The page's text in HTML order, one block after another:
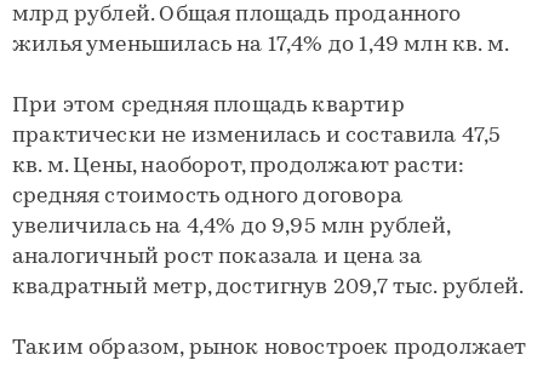
млрд рублей. Общая площадь проданного
жилья уменьшилась на 17,4% до 1,49 млн кв. м.
При этом средняя площадь квартир
практически не изменилась и составила 47,5
кв. м. Цены, наоборот, продолжают расти:
средняя стоимость одного договора
увеличилась на 4,4% до 9,95 млн рублей,
аналогичный рост показала и цена за
квадратный метр, достигнув 209,7 тыс. рублей.
Таким образом, рынок новостроек продолжает